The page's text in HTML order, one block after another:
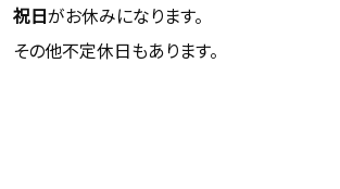
祝日がお休みになります。
その他不定休日もあります。